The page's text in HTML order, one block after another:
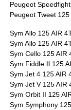
Peugeot
Peugeot Tweet 125
Sym Allo 125 AIR
Sym Allo 125 AIR
Sym Cello 125 AIR
Sym Fiddle II 125
Sym Jet 4 125 AIR
Sym Jet V 125 AIR
Sym Orbit II 125
Sym Symphony 125